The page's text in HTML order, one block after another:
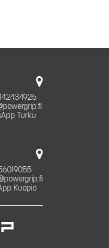
Turku
Kuopio